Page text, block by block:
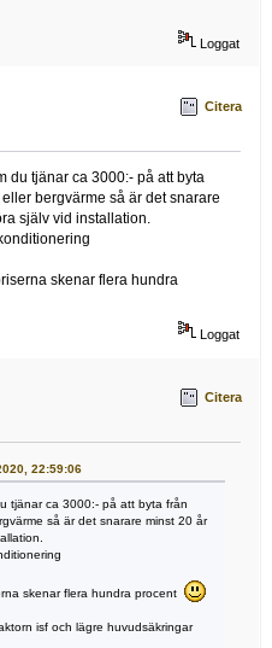
Loggat
Citera
du tjänar ca 3000:- på att byta
bergvärme så är det snarare
själv vid installation.
skenar flera hundra
Loggat
Citera
22:59:06
tjänar ca 3000:- på att byta från
så är det snarare minst 20 år
skenar flera hundra procent
isf och lägre huvudsäkringar